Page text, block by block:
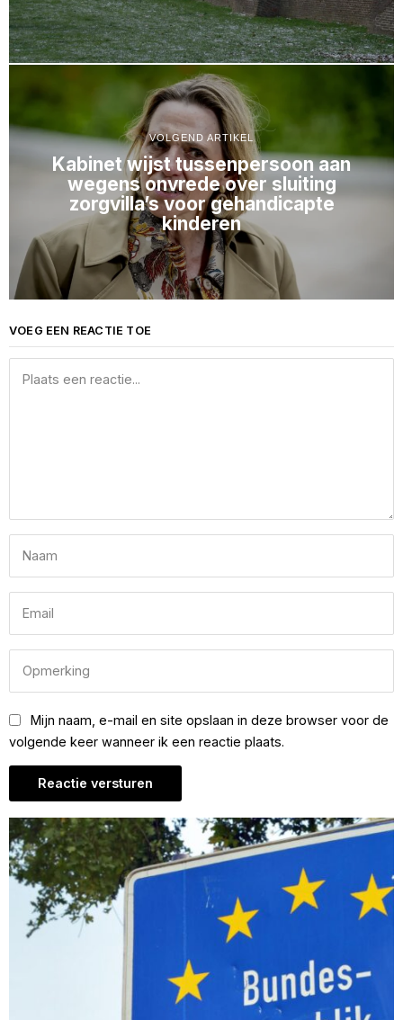
VOLGEND ARTIKEL
Kabinet wijst tussenpersoon aan
wegens onvrede over sluiting
zorgvilla’s voor gehandicapte
kinderen
VOEG EEN REACTIE TOE
Mijn naam, e-mail en site opslaan in deze browser voor de
volgende keer wanneer ik een reactie plaats.